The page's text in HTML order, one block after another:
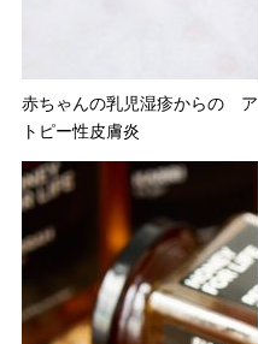
赤ちゃんの乳児湿疹からの ア
トピー性皮膚炎